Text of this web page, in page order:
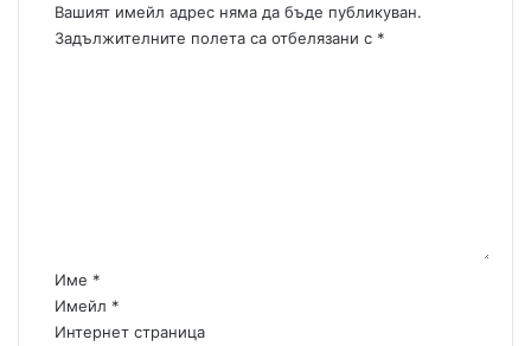
Вашият имейл адрес няма да бъде публикуван.
Задължителните полета са отбелязани с *
:
*
Име *
Имейл *
Интернет страница